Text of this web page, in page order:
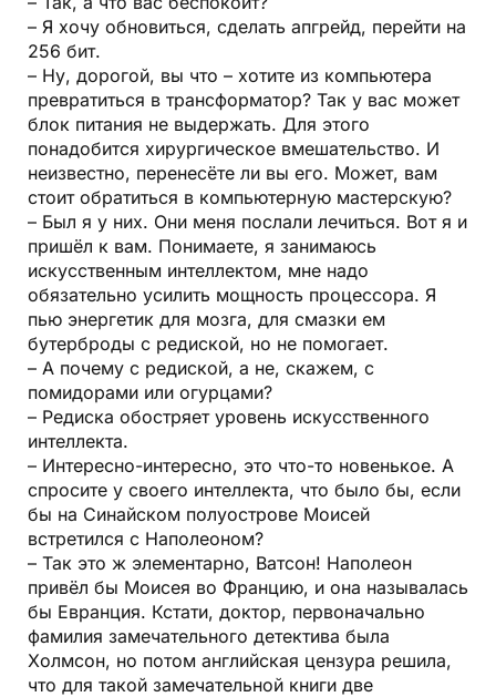
– Я хочу обновиться, сделать апгрейд, перейти на
256 бит.
– Ну, дорогой, вы что – хотите из компьютера
превратиться в трансформатор? Так у вас может
блок питания не выдержать. Для этого
понадобится хирургическое вмешательство. И
неизвестно, перенесёте ли вы его. Может, вам
стоит обратиться в компьютерную мастерскую?
– Был я у них. Они меня послали лечиться. Вот я и
пришёл к вам. Понимаете, я занимаюсь
искусственным интеллектом, мне надо
обязательно усилить мощность процессора. Я
пью энергетик для мозга, для смазки ем
бутерброды с редиской, но не помогает.
– А почему с редиской, а не, скажем, с
помидорами или огурцами?
– Редиска обостряет уровень искусственного
интеллекта.
– Интересно-интересно, это что-то новенькое. А
спросите у своего интеллекта, что было бы, если
бы на Синайском полуострове Моисей
встретился с Наполеоном?
– Так это ж элементарно, Ватсон! Наполеон
привёл бы Моисея во Францию, и она называлась
бы Евранция. Кстати, доктор, первоначально
фамилия замечательного детектива была
Холмсон, но потом английская цензура решила,
что для такой замечательной книги две